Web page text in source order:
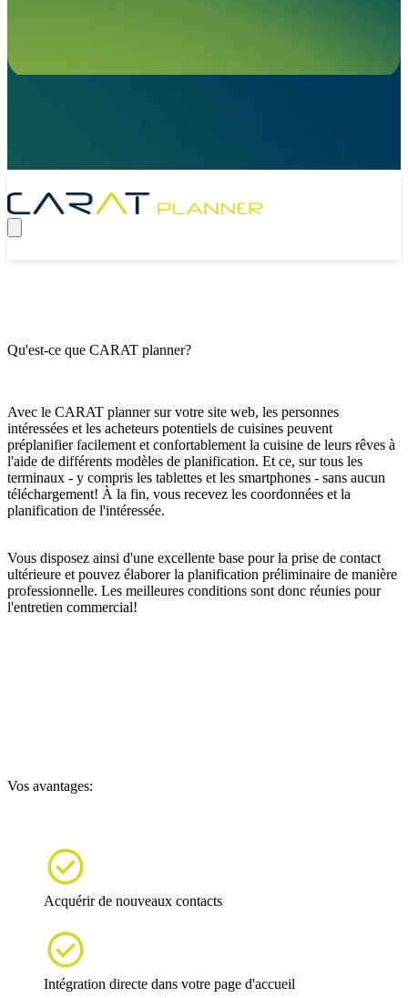
Qu'est-ce que CARAT planner?
Avec le CARAT planner sur votre site web, les personnes
intéressées et les acheteurs potentiels de cuisines peuvent
préplanifier facilement et confortablement la cuisine de leurs rêves à
l'aide de différents modèles de planification. Et ce, sur tous les
terminaux - y compris les tablettes et les smartphones - sans aucun
téléchargement! À la fin, vous recevez les coordonnées et la
planification de l'intéressée.
Vous disposez ainsi d'une excellente base pour la prise de contact
ultérieure et pouvez élaborer la planification préliminaire de manière
professionnelle. Les meilleures conditions sont donc réunies pour
l'entretien commercial!
Vos avantages:

Acquérir de nouveaux contacts

Intégration directe dans votre page d'accueil